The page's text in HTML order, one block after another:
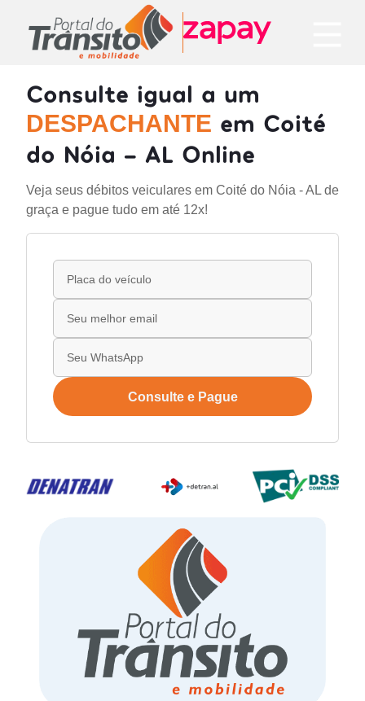
Consulte igual a um
DESPACHANTE em Coité
do Nóia - AL Online
Veja seus débitos veiculares em Coité do Nóia - AL de
graça e pague tudo em até 12x!
Consulte e Pague